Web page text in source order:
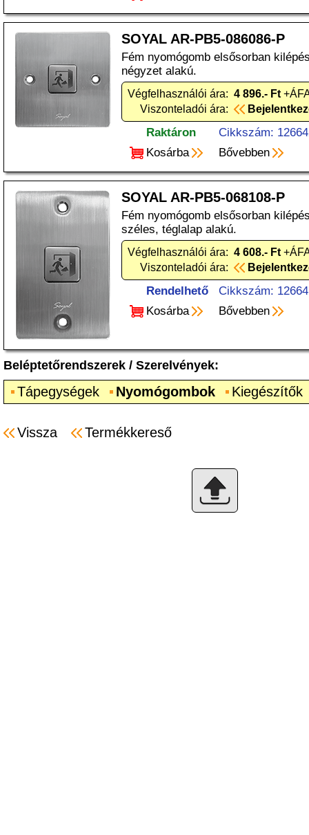
SOYAL AR-PB5-086086-P
Fém nyomógomb elsősorban
négyzet alakú.
Végfelhasználói ára: 4 896.- Ft
Viszonteladói ára:
Raktáron
Cikkszám:
Kosárba
Bővebben
SOYAL AR-PB5-068108-P
Fém nyomógomb elsősorban
széles, téglalap alakú.
Végfelhasználói ára: 4 608.- Ft
Viszonteladói ára:
Rendelhető
Cikkszám:
Kosárba
Bővebben
Beléptetőrendszerek / Szerelvények:
Tápegységek Nyomógombok Kiegészítők
Vissza Termékkereső